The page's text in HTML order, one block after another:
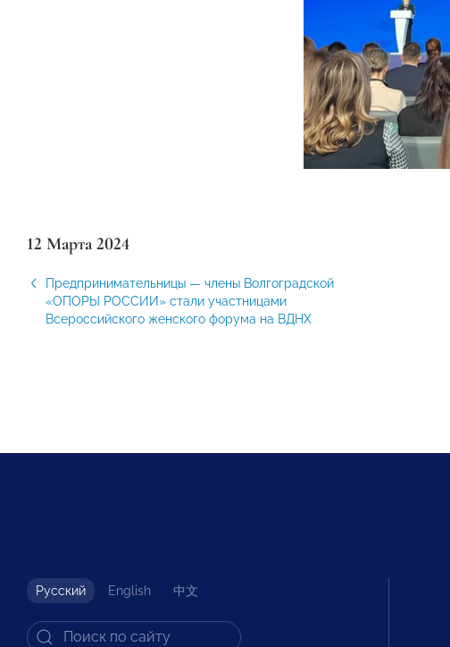
12 Марта 2024
Предпринимательницы — члены Волгоградской
«ОПОРЫ РОССИИ» стали участницами
Всероссийского женского форума на ВДНХ
Русский English 中文